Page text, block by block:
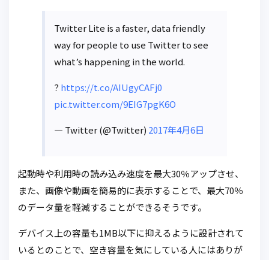
Twitter Lite is a faster, data friendly
way for people to use Twitter to see
what’s happening in the world.
? https://t.co/AIUgyCAFj0
pic.twitter.com/9EIG7pgK6O
— Twitter (@Twitter) 2017年4月6日
起動時や利用時の読み込み速度を最大30％アップさせ、
また、画像や動画を簡易的に表示することで、最大70％
のデータ量を軽減することができるそうです。
デバイス上の容量も1MB以下に抑えるように設計されて
いるとのことで、空き容量を気にしている人にはありが